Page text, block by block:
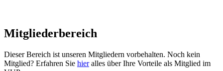
Mitgliederbereich
Dieser Bereich ist unseren Mitgliedern vorbehalten. Noch kein
Mitglied? Erfahren Sie hieralles über Ihre Vorteile als Mitglied im